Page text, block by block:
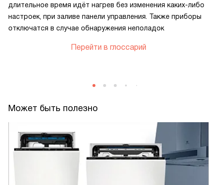
длительное время идёт нагрев без изменения каких-либо
настроек, при заливе панели управления. Также приборы
отключатся в случае обнаружения неполадок
Перейти в глоссарий
Может быть полезно